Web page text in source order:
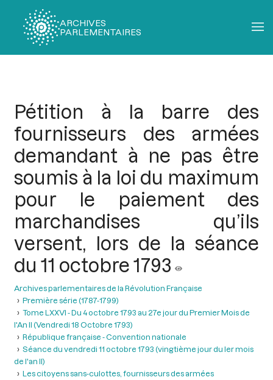
ARCHIVES
PARLEMENTAIRES
Pétition à la barre des
fournisseurs des armées
demandant à ne pas être
soumis à la loi du maximum
pour le paiement des
marchandises qu’ils
versent, lors de la séance
du 11 octobre 1793
Archives parlementaires de la Révolution Française
Première série (1787-1799)
Tome LXXVI - Du 4 octobre 1793 au 27e jour du Premier Mois de
l'An II (Vendredi 18 Octobre 1793)
République française - Convention nationale
Séance du vendredi 11 octobre 1793 (vingtième jour du ler mois
de l'an II)
Les citoyens sans-culottes, fournisseurs des armées